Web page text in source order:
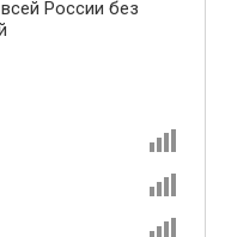
России без